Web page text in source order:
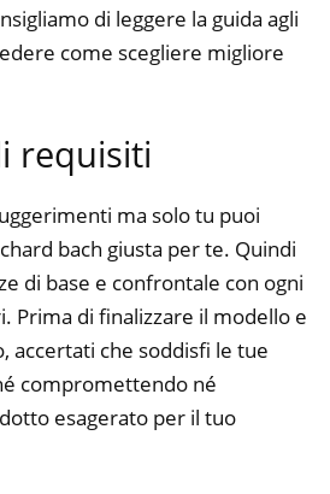
di leggere la guida agli
come scegliere migliore
requisiti
ma solo tu puoi
bach giusta per te. Quindi
di base e confrontale con ogni
Prima di finalizzare il modello e
accertati che soddisfi le tue
compromettendo né
esagerato per il tuo